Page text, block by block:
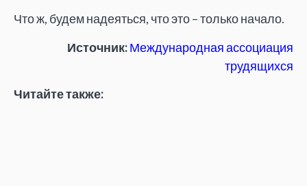
Что ж, будем надеяться, что это – только начало.
Источник:Международная ассоциация
трудящихся
Читайте также: